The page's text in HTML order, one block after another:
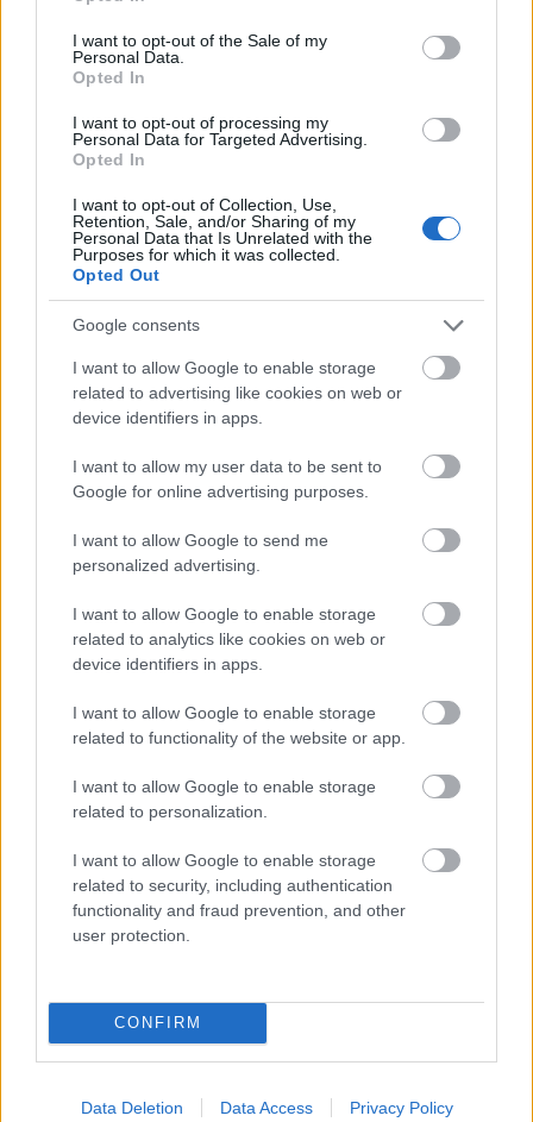
use your data for below specified purposes in below Google
consent section.
I want to opt-out of the Sale of my
Personal Data.
Opted In
I want to opt-out of processing my
Personal Data for Targeted Advertising.
Opted In
I want to opt-out of Collection, Use,
Retention, Sale, and/or Sharing of my
Personal Data that Is Unrelated with the
Purposes for which it was collected.
Opted Out
Google consents
I want to allow Google to enable storage
related to advertising like cookies on web or
device identifiers in apps.
I want to allow my user data to be sent to
Google for online advertising purposes.
I want to allow Google to send me
personalized advertising.
I want to allow Google to enable storage
related to analytics like cookies on web or
device identifiers in apps.
I want to allow Google to enable storage
related to functionality of the website or app.
I want to allow Google to enable storage
related to personalization.
I want to allow Google to enable storage
related to security, including authentication
functionality and fraud prevention, and other
user protection.
CONFIRM
Data Deletion Data Access Privacy Policy
tekintettel valakinek, hogy hogyan kell csinálnia
valamit, ha azt mi magunk is úgy tesszük, ha azt a
művésznő.
A Miss Sherman vezette illusztris tanári kar
asztalánál, a zenetanár, Mr. Sheinkopf, azaz
Pálfalvy AttilaésCsuha Lajos
drámatanár, Mr. Myers vagyisVasvári Csaba és
Németh Kristóffoglaltak helyet a castingon. Mr.
hagyományaihoz híven - prózai színészeket hívtak.
Németh Kristóf, aki „civilben” a Játékszín
igazgatója, elárulta régi vágya teljesült azzal, hogy
szerepet kapott egy világhírű zenés darabban.
„AmikorKERO,Lőrinczy György
Szilárdfelkértek erre a szerepre, tulajdonképpen
olyan dolog történt velem, ami ritka pillanat egy